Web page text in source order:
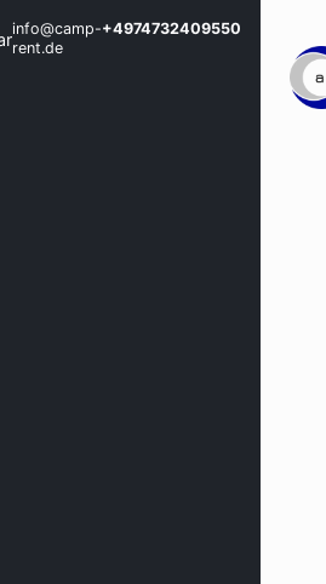
info@camp-
rent.de
+4974732409550